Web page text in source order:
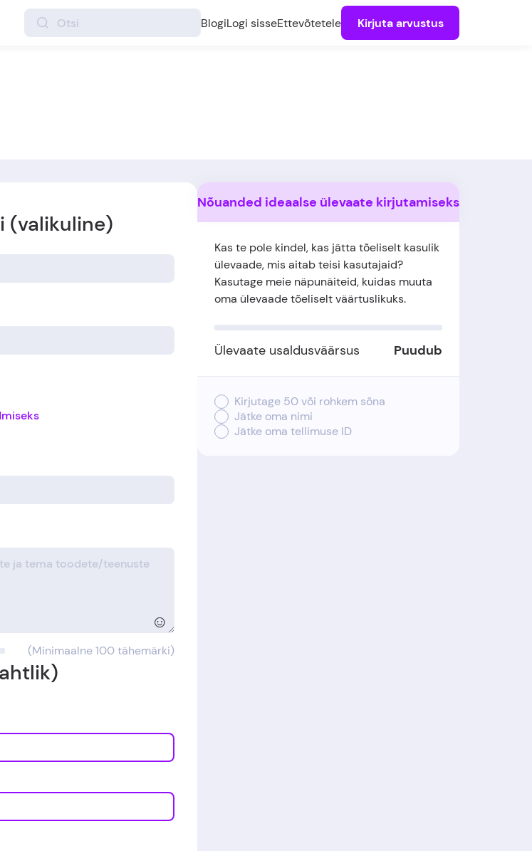
BlogiLogi sisseEttevõtetele Kirjuta arvustus
(valikuline)
☺
(Minimaalne 100 tähemärki)
Nõuanded ideaalse ülevaate kirjutamiseks
Kas te pole kindel, kas jätta tõeliselt kasulik
ülevaade, mis aitab teisi kasutajaid?
Kasutage meie näpunäiteid, kuidas muuta
oma ülevaade tõeliselt väärtuslikuks.
Ülevaate usaldusväärsus Puudub
Kirjutage 50 või rohkem sõna
Jätke oma nimi
Jätke oma tellimuse ID